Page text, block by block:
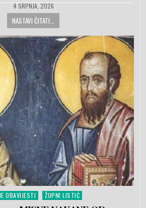
PUBLISHED DATE:
4 SRPNJA, 2026
NASTAVI ČITATI...
in
OBAVIJESTI ŽUPNI LISTIĆ